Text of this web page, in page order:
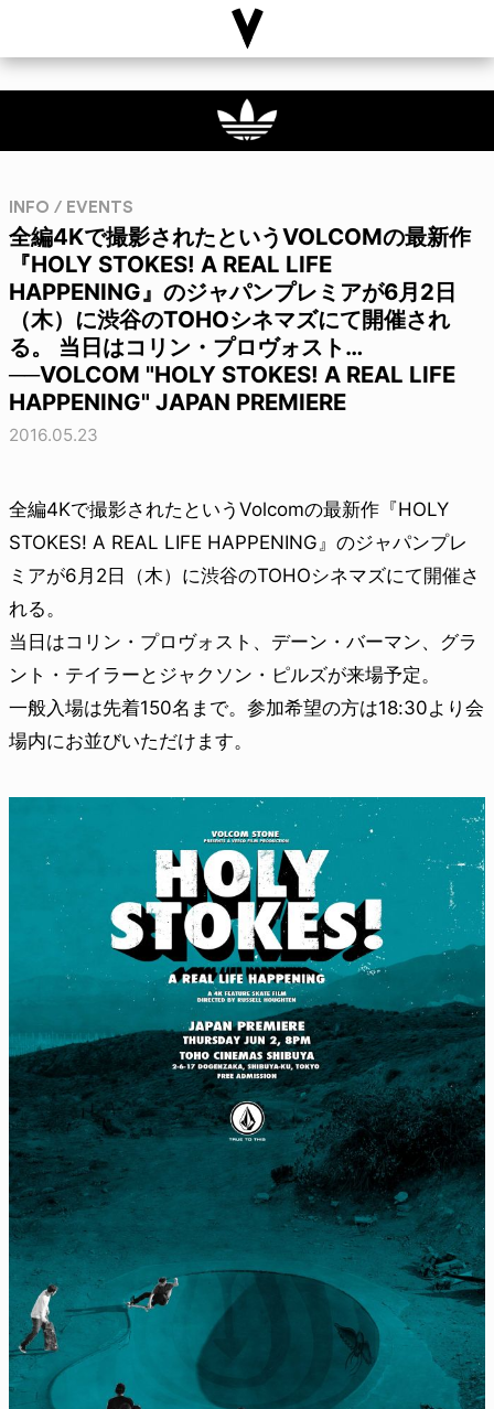
INFO / EVENTS
全編4Kで撮影されたというVOLCOMの最新作
『HOLY STOKES! A REAL LIFE
HAPPENING』のジャパンプレミアが6月2日
（木）に渋谷のTOHOシネマズにて開催され
る。 当日はコリン・プロヴォスト…
──VOLCOM "HOLY STOKES! A REAL LIFE
HAPPENING" JAPAN PREMIERE
2016.05.23
全編4Kで撮影されたというVolcomの最新作『HOLY
STOKES! A REAL LIFE HAPPENING』のジャパンプレ
ミアが6月2日（木）に渋谷のTOHOシネマズにて開催さ
れる。
当日はコリン・プロヴォスト、デーン・バーマン、グラ
ント・テイラーとジャクソン・ピルズが来場予定。
一般入場は先着150名まで。参加希望の方は18:30より会
場内にお並びいただけます。